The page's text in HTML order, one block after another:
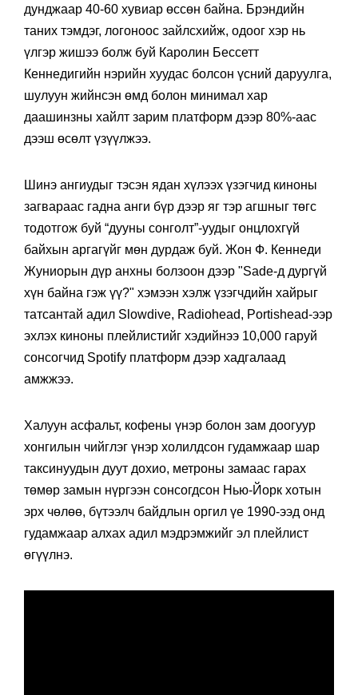
дунджаар 40-60 хувиар өссөн байна. Брэндийн
таних тэмдэг, логоноос зайлсхийж, одоог хэр нь
үлгэр жишээ болж буй Каролин Бессетт
Кеннедигийн нэрийн хуудас болсон үсний даруулга,
шулуун жийнсэн өмд болон минимал хар
даашинзны хайлт зарим платформ дээр 80%-аас
дээш өсөлт үзүүлжээ.
Шинэ ангиудыг тэсэн ядан хүлээх үзэгчид киноны
загвараас гадна анги бүр дээр яг тэр агшныг төгс
тодотгож буй “дууны сонголт”-уудыг онцлохгүй
байхын аргагүйг мөн дурдаж буй. Жон Ф. Кеннеди
Жуниорын дүр анхны болзоон дээр "Sade-д дургүй
хүн байна гэж үү?" хэмээн хэлж үзэгчдийн хайрыг
татсантай адил Slowdive, Radiohead, Portishead-ээр
эхлэх киноны плейлистийг хэдийнээ 10,000 гаруй
сонсогчид Spotify платформ дээр хадгалаад
амжжээ.
Халуун асфальт, кофены үнэр болон зам доогуур
хонгилын чийглэг үнэр холилдсон гудамжаар шар
таксинуудын дуут дохио, метроны замаас гарах
төмөр замын нүргээн сонсогдсон Нью-Йорк хотын
эрх чөлөө, бүтээлч байдлын оргил үе 1990-ээд онд
гудамжаар алхах адил мэдрэмжийг эл плейлист
өгүүлнэ.